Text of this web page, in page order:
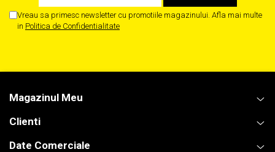
Vreau sa primesc newsletter cu promotiile magazinului. Afla mai multe
in Politica de Confidentialitate
Magazinul Meu
Clienti
Date Comerciale